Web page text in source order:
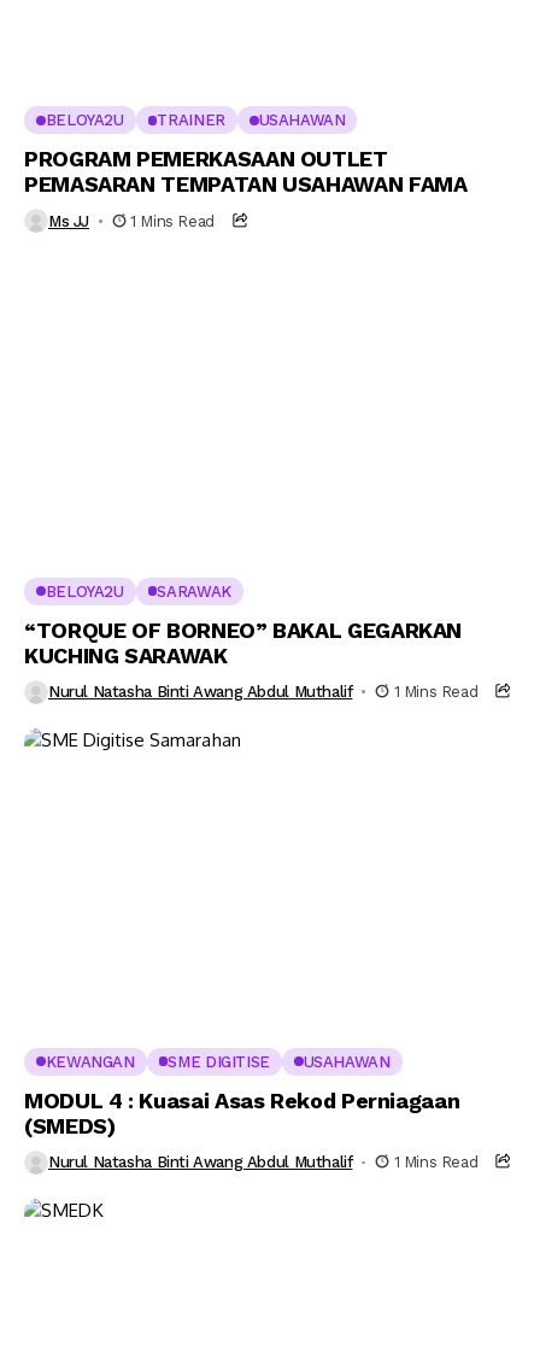
BELOYA2U TRAINER USAHAWAN
PROGRAM PEMERKASAAN OUTLET
PEMASARAN TEMPATAN USAHAWAN FAMA
Ms JJ 1 Mins Read
BELOYA2U SARAWAK
“TORQUE OF BORNEO” BAKAL GEGARKAN
KUCHING SARAWAK
Nurul Natasha Binti Awang Abdul Muthalif 1 Mins Read
KEWANGAN SME DIGITISE USAHAWAN
MODUL 4 : Kuasai Asas Rekod Perniagaan
(SMEDS)
Nurul Natasha Binti Awang Abdul Muthalif 1 Mins Read